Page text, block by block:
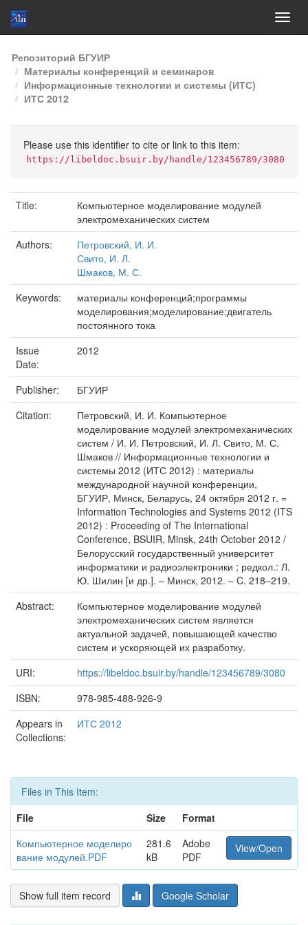
Skip
navigation
Репозиторий БГУИР
Материалы конференций и семинаров
Информационные технологии и системы (ИТС)
ИТС 2012
Please use this identifier to cite or link to this item:
https://libeldoc.bsuir.by/handle/123456789/3080
Title:
Компьютерное моделирование модулей
электромеханических систем
Authors:
Петровский, И. И.
Свито, И. Л.
Шмаков, М. С.
Keywords:
материалы конференций;программы
моделирования;моделирование;двигатель
постоянного тока
Issue
Date:
2012
Publisher:
БГУИР
Citation:
Петровский, И. И. Компьютерное
моделирование модулей электромеханических
систем / И. И. Петровский, И. Л. Свито, М. С.
Шмаков // Информационные технологии и
системы 2012 (ИТС 2012) : материалы
международной научной конференции,
БГУИР, Минск, Беларусь, 24 октября 2012 г. =
Information Technologies and Systems 2012 (ITS
2012) : Proceeding of The International
Conference, BSUIR, Minsk, 24th October 2012 /
Белорусский государственный университет
информатики и радиоэлектроники ; редкол.: Л.
Ю. Шилин [и др.]. – Минск, 2012. – C. 218–219.
Abstract:
Компьютерное моделирование модулей
электромеханических систем является
актуальной задачей, повышающей качество
систем и ускоряющей их разработку.
URI:
https://libeldoc.bsuir.by/handle/123456789/3080
ISBN:
978-985-488-926-9
Appears in
Collections:
ИТС 2012
Files in This Item:
File
Size
Format
Компьютерное моделиро
вание модулей.PDF
281.6
kB
Adobe
PDF
View/Open
Show full item record Google Scholar